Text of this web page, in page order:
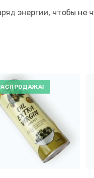
энергии, чтобы не